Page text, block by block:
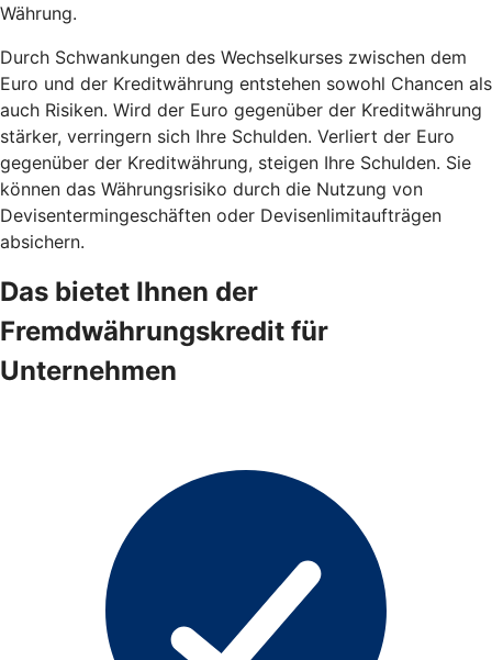
Währung.
Durch Schwankungen des Wechselkurses zwischen dem
Euro und der Kreditwährung entstehen sowohl Chancen als
auch Risiken. Wird der Euro gegenüber der Kreditwährung
stärker, verringern sich Ihre Schulden. Verliert der Euro
gegenüber der Kreditwährung, steigen Ihre Schulden. Sie
können das Währungsrisiko durch die Nutzung von
Devisentermingeschäften oder Devisenlimitaufträgen
absichern.
Das bietet Ihnen der
Fremdwährungskredit für
Unternehmen